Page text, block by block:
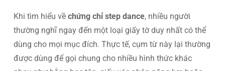
Khi tìm hiểu về chứng chỉ step dance, nhiều người
thường nghĩ ngay đến một loại giấy tờ duy nhất có thể
dùng cho mọi mục đích. Thực tế, cụm từ này lại thường
được dùng để gọi chung cho nhiều hình thức khác